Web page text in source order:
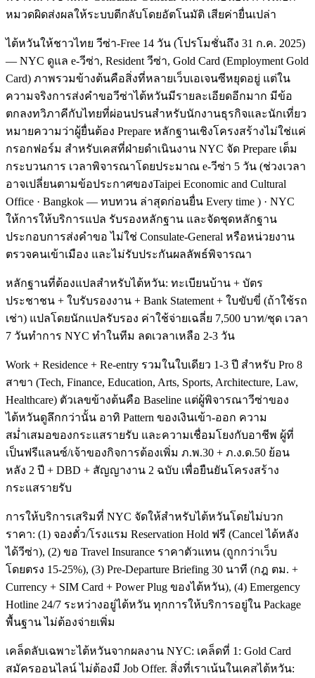
หมวดผิดส่งผลให้ระบบตีกลับโดยอัตโนมัติ เสียค่ายื่นเปล่า
ไต้หวันให้ชาวไทย วีซ่า-Free 14 วัน (โปรโมชั่นถึง 31 ก.ค. 2025)
— NYC ดูแล e-วีซ่า, Resident วีซ่า, Gold Card (Employment Gold
Card) ภาพรวมข้างต้นคือสิ่งที่หลายเว็บเอเจนซีหยุดอยู่ แต่ใน
ความจริงการส่งคำขอวีซ่าไต้หวันมีรายละเอียดอีกมาก มีข้อ
ตกลงทวิภาคีกับไทยที่ผ่อนปรนสำหรับนักงานธุรกิจและนักเที่ยว
หมายความว่าผู้ยื่นต้อง Prepare หลักฐานเชิงโครงสร้างไม่ใช่แค่
กรอกฟอร์ม สำหรับเคสที่ฝ่ายดำเนินงาน NYC จัด Prepare เต็ม
กระบวนการ เวลาพิจารณาโดยประมาณ e-วีซ่า 5 วัน (ช่วงเวลา
อาจเปลี่ยนตามข้อประกาศของTaipei Economic and Cultural
Office · Bangkok — ทบทวน ล่าสุดก่อนยื่น Every time ) · NYC
ให้การให้บริการแปล รับรองหลักฐาน และจัดชุดหลักฐาน
ประกอบการส่งคำขอ ไม่ใช่ Consulate-General หรือหน่วยงาน
ตรวจคนเข้าเมือง และไม่รับประกันผลลัพธ์พิจารณา
หลักฐานที่ต้องแปลสำหรับไต้หวัน: ทะเบียนบ้าน + บัตร
ประชาชน + ใบรับรองงาน + Bank Statement + ใบขับขี่ (ถ้าใช้รถ
เช่า) แปลโดยนักแปลรับรอง ค่าใช้จ่ายเฉลี่ย 7,500 บาท/ชุด เวลา
7 วันทำการ NYC ทำในทีม ลดเวลาเหลือ 2-3 วัน
Work + Residence + Re-entry รวมในใบเดียว 1-3 ปี สำหรับ Pro 8
สาขา (Tech, Finance, Education, Arts, Sports, Architecture, Law,
Healthcare) ตัวเลขข้างต้นคือ Baseline แต่ผู้พิจารณาวีซ่าของ
ไต้หวันดูลึกกว่านั้น อาทิ Pattern ของเงินเข้า-ออก ความ
สม่ำเสมอของกระแสรายรับ และความเชื่อมโยงกับอาชีพ ผู้ที่
เป็นฟรีแลนซ์/เจ้าของกิจการต้องเพิ่ม ภ.พ.30 + ภ.ง.ด.50 ย้อน
หลัง 2 ปี + DBD + สัญญางาน 2 ฉบับ เพื่อยืนยันโครงสร้าง
กระแสรายรับ
การให้บริการเสริมที่ NYC จัดให้สำหรับไต้หวันโดยไม่บวก
ราคา: (1) จองตั๋ว/โรงแรม Reservation Hold ฟรี (Cancel ได้หลัง
ได้วีซ่า), (2) ขอ Travel Insurance ราคาตัวแทน (ถูกกว่าเว็บ
โดยตรง 15-25%), (3) Pre-Departure Briefing 30 นาที (กฎ ตม. +
Currency + SIM Card + Power Plug ของไต้หวัน), (4) Emergency
Hotline 24/7 ระหว่างอยู่ไต้หวัน ทุกการให้บริการอยู่ใน Package
พื้นฐาน ไม่ต้องจ่ายเพิ่ม
เคล็ดลับเฉพาะไต้หวันจากผลงาน NYC: เคล็ดที่ 1: Gold Card
สมัครออนไลน์ ไม่ต้องมี Job Offer. สิ่งที่เราเน้นในเคสไต้หวัน: